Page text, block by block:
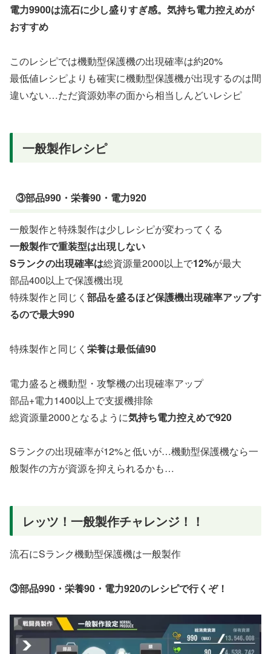
電力9900は流石に少し盛りすぎ感。気持ち電力控えめが
おすすめ
このレシピでは機動型保護機の出現確率は約20%
最低値レシピよりも確実に機動型保護機が出現するのは間
違いない…ただ資源効率の面から相当しんどいレシピ
一般製作レシピ
③部品990・栄養90・電力920
一般製作と特殊製作は少しレシピが変わってくる
一般製作で重装型は出現しない
Sランクの出現確率は総資源量2000以上で12%が最大
部品400以上で保護機出現
特殊製作と同じく 部品を盛るほど保護機出現確率アップす
るので最大990
特殊製作と同じく 栄養は最低値90
電力盛ると機動型・攻撃機の出現確率アップ
部品+電力1400以上で支援機排除
総資源量2000となるように気持ち電力控えめで920
Sランクの出現確率が12%と低いが…機動型保護機なら一
般製作の方が資源を抑えられるかも…
レッツ！一般製作チャレンジ！！
流石にSランク機動型保護機は一般製作
③部品990・栄養90・電力920のレシピで行くぞ！